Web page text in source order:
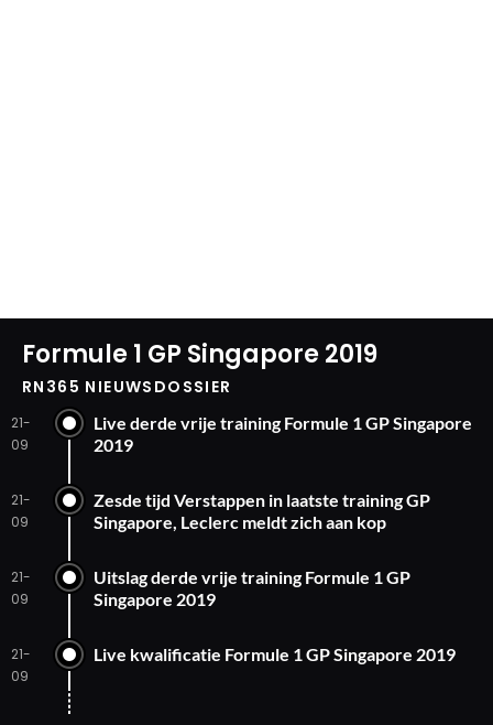
Formule 1 GP Singapore 2019
RN365 NIEUWSDOSSIER
21-
09
Live derde vrije training Formule 1 GP Singapore
2019
21-
09
Zesde tijd Verstappen in laatste training GP
Singapore, Leclerc meldt zich aan kop
21-
09
Uitslag derde vrije training Formule 1 GP
Singapore 2019
21-
09
Live kwalificatie Formule 1 GP Singapore 2019